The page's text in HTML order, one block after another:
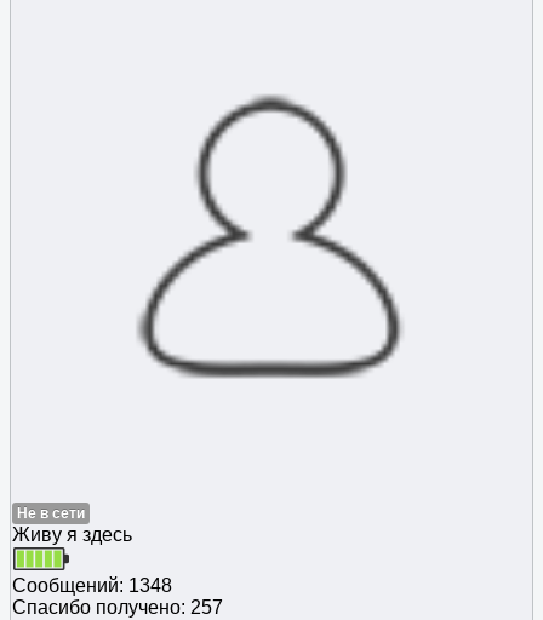
Не в сети
Живу я здесь
Сообщений: 1348
Спасибо получено: 257